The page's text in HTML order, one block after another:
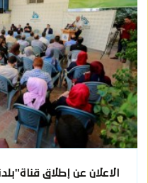
الاعلان عن إطلاق